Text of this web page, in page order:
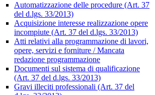
Automatizzazione delle procedure (Art. 37
del d.lgs. 33/2013)
Acquisizione interesse realizzazione opere
incompiute (Art. 37 del d.lgs. 33/2013)
Atti relativi alla programmazione di lavori,
opere, servizi e forniture / Mancata
redazione programmazione
Documenti sul sistema di qualificazione
(Art. 37 del d.lgs. 33/2013)
Gravi illeciti professionali (Art. 37 del